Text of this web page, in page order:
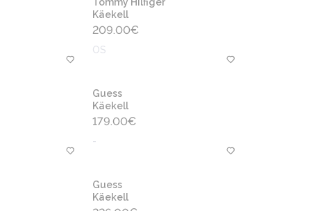
Käekell
209.00€
OS
Guess
Käekell
179.00€
-
Guess
Käekell